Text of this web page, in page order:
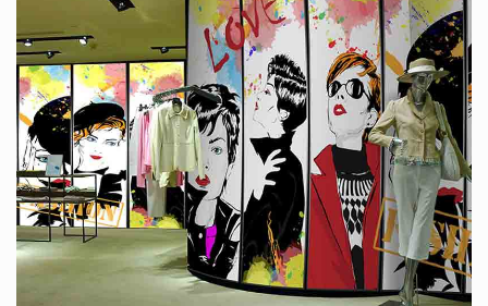
Những món đồ trang trí shop quần áo đẹp, độc đáo, dễ
tìm